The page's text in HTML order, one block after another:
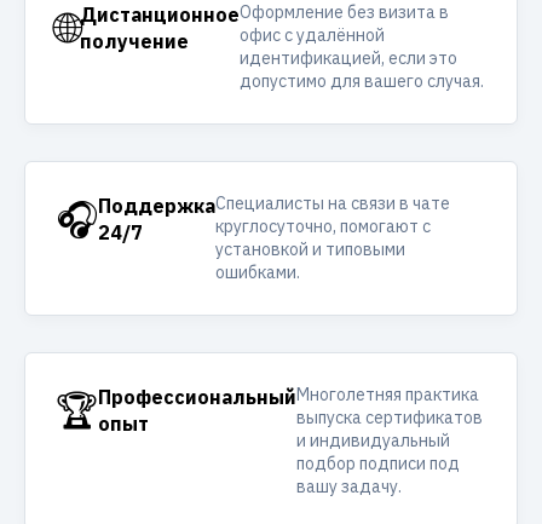
🌐Дистанционное
получение
Оформление без визита в
офис с удалённой
идентификацией, если это
допустимо для вашего случая.
🎧Поддержка
24/7
Специалисты на связи в чате
круглосуточно, помогают с
установкой и типовыми
ошибками.
🏆Профессиональный
опыт
Многолетняя практика
выпуска сертификатов
и индивидуальный
подбор подписи под
вашу задачу.